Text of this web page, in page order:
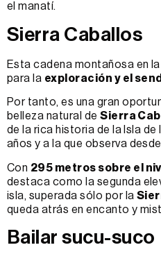
el manatí.
Sierra Caballos
Esta cadena montañosa en
para la exploración y el
Por tanto, es una gran
belleza natural deSierra
de la rica historia de la Isla
años y a la que observa
Con 295 metros sobre el
destaca como la segunda
isla, superada sólo por la
queda atrás en encanto y
Bailar sucu-suco